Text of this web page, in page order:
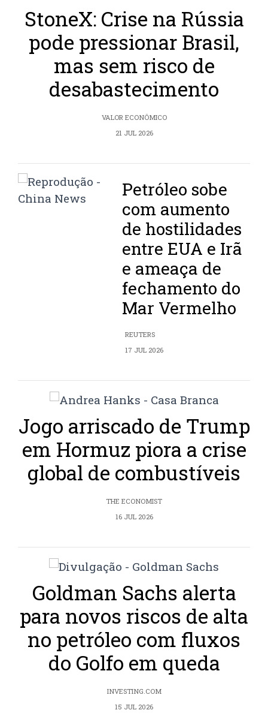
StoneX: Crise na Rússia
pode pressionar Brasil,
mas sem risco de
desabastecimento
VALOR ECONÔMICO
21 JUL 2026
Petróleo sobe
com aumento
de hostilidades
entre EUA e Irã
e ameaça de
fechamento do
Mar Vermelho
REUTERS
17 JUL 2026
Jogo arriscado de Trump
em Hormuz piora a crise
global de combustíveis
THE ECONOMIST
16 JUL 2026
Goldman Sachs alerta
para novos riscos de alta
no petróleo com fluxos
do Golfo em queda
INVESTING.COM
15 JUL 2026